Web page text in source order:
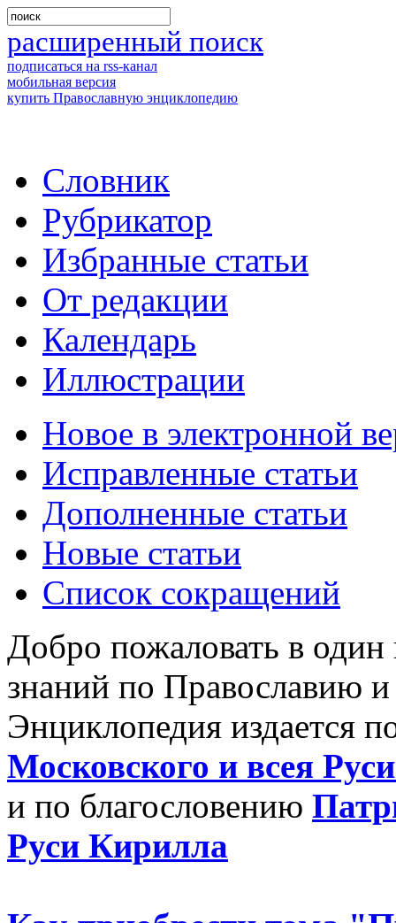
расширенный поиск
подписаться на rss-канал
мобильная версия
купить Православную энциклопедию
Словник
Рубрикатор
Избранные статьи
От редакции
Календарь
Иллюстрации
Новое в электронной
Исправленные статьи
Дополненные статьи
Новые статьи
Список сокращений
Добро пожаловать в
знаний по Православию
Энциклопедия издается
Московского и всея
и по благословению
Руси Кирилла